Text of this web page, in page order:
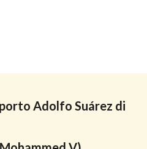
Adolfo Suárez di